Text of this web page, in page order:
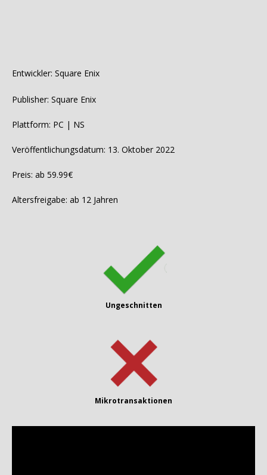
Entwickler: Square Enix
Publisher: Square Enix
Plattform: PC | NS
Veröffentlichungsdatum: 13. Oktober 2022
Preis: ab 59.99€
Altersfreigabe: ab 12 Jahren
Ungeschnitten
Mikrotransaktionen